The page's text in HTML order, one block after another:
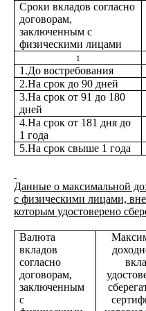
Сроки вкладов согласно
договорам,
заключенным с
физическими лицами
1
1.До востребования
2.На срок до 90 дней
3.На срок от 91 до 180
дней
4.На срок от 181 дня до
1 года
5.На срок свыше 1 года
Данные о максимальной
с физическими лицами,
которым удостоверено
Валюта
вкладов
согласно
договорам,
заключенным
с